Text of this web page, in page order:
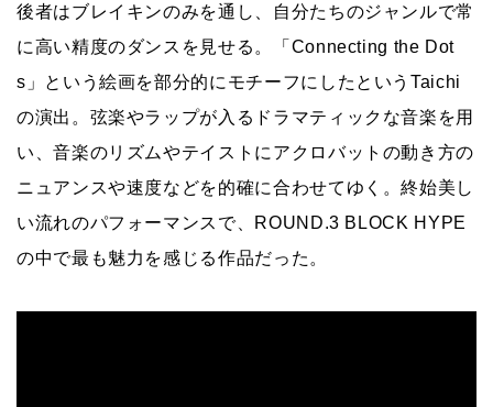
後者はブレイキンのみを通し、自分たちのジャンルで常
に高い精度のダンスを見せる。「Connecting the Dot
s」という絵画を部分的にモチーフにしたというTaichi
の演出。弦楽やラップが入るドラマティックな音楽を用
い、音楽のリズムやテイストにアクロバットの動き方の
ニュアンスや速度などを的確に合わせてゆく。終始美し
い流れのパフォーマンスで、ROUND.3 BLOCK HYPE
の中で最も魅力を感じる作品だった。